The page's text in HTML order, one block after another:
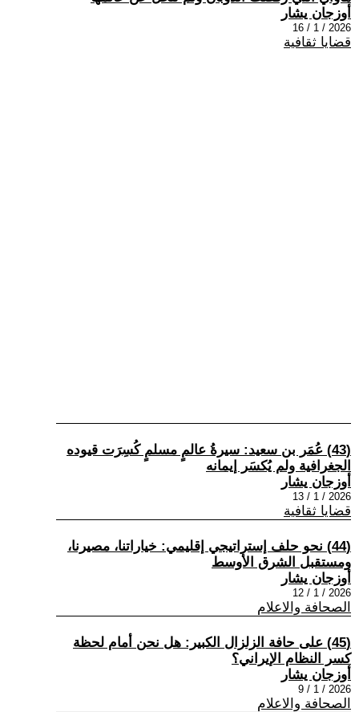
أوزجان يشار
2026 / 1 / 16
قضايا ثقافية
(43) عُمَر بن سعيد: سيرةُ عالمٍ مسلمٍ كُسِرَت قيوده
الجغرافية ولم يُكسَر إيمانه
أوزجان يشار
2026 / 1 / 13
قضايا ثقافية
(44) نحو حلف إستراتيجي إقليمي: خياراتنا، مصيرنا،
ومستقبل الشرق الأوسط
أوزجان يشار
2026 / 1 / 12
الصحافة والاعلام
(45) على حافة الزلزال الكبير: هل نحن أمام لحظة
كسر النظام الإيراني؟
أوزجان يشار
2026 / 1 / 9
الصحافة والاعلام